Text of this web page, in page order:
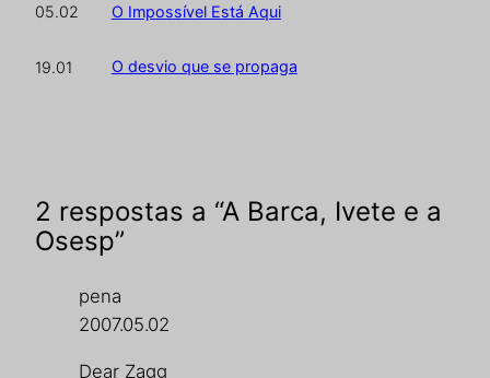
05.02 O Impossível Está Aqui
19.01 O desvio que se propaga
2 respostas a “A Barca, Ivete e a
Osesp”
pena
2007.05.02
Dear Zagg